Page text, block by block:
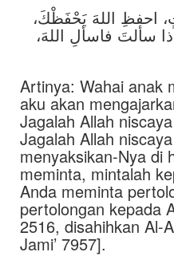
احفظِ اللهَ يَحْفَظْكَ،
سألتَ فاسألِ اللهَ،
Artinya: Wahai anak
aku akan
Jagalah Allah
Jagalah Allah
menyaksikan-Nya di
meminta, mintalah
Anda meminta
pertolongan kepada
2516, disahihkan Al-
Jami’ 7957].